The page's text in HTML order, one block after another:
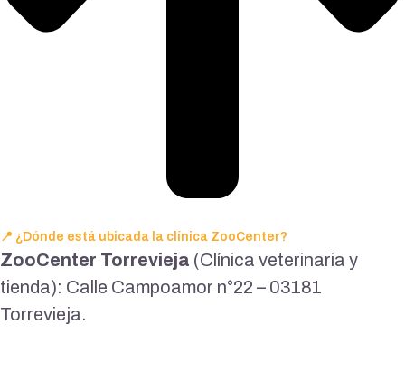
📍 ¿Dónde está ubicada la clínica ZooCenter?
ZooCenter Torrevieja (Clínica veterinaria y
tienda): Calle Campoamor n°22 – 03181
Torrevieja.